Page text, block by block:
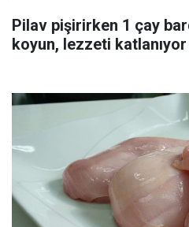
Pilav pişirirken 1 çay
koyun, lezzeti